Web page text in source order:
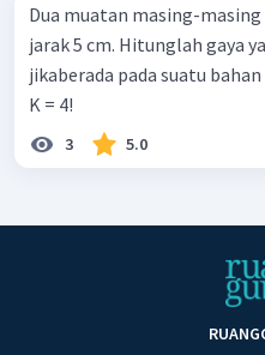
Dua muatan masing-masing
jarak 5 cm. Hitunglah gaya
jikaberada pada suatu
K = 4!
3 5.0